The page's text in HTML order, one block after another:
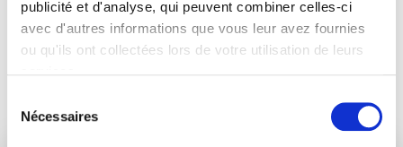
publicité et d'analyse, qui peuvent combiner celles-ci
avec d'autres informations que vous leur avez fournies
ou qu'ils ont collectées lors de votre utilisation de leurs
Nécessaires
Partager :